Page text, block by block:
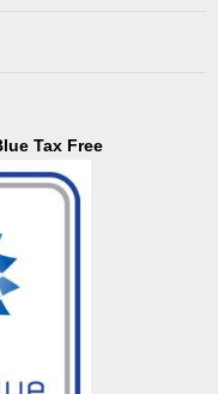
Tax Free